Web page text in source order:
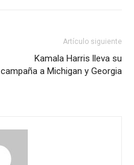
Artículo siguiente
Kamala Harris lleva su
campaña a Michigan y Georgia